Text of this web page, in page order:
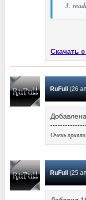
3.
Скачать
RuFull (26
Очень
RuFull (25